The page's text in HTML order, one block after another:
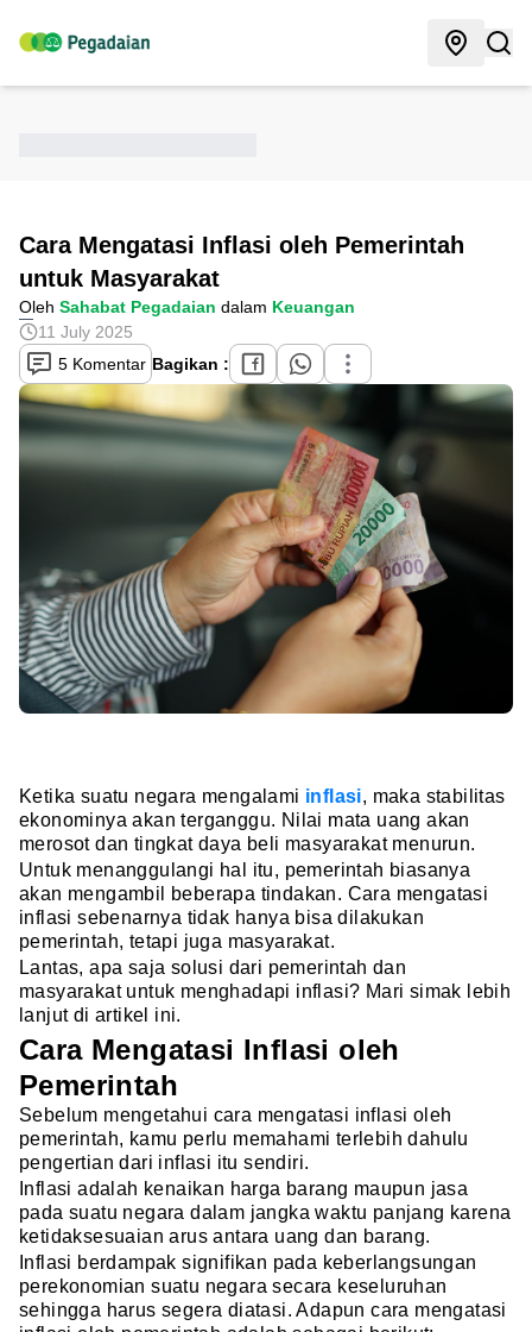
Cara Mengatasi Inflasi oleh Pemerintah
untuk Masyarakat
Oleh Sahabat Pegadaian dalam Keuangan
11 July 2025
5 Komentar Bagikan :
Ketika suatu negara mengalami inflasi, maka stabilitas
ekonominya akan terganggu. Nilai mata uang akan
merosot dan tingkat daya beli masyarakat menurun.
Untuk menanggulangi hal itu, pemerintah biasanya
akan mengambil beberapa tindakan. Cara mengatasi
inflasi sebenarnya tidak hanya bisa dilakukan
pemerintah, tetapi juga masyarakat.
Lantas, apa saja solusi dari pemerintah dan
masyarakat untuk menghadapi inflasi? Mari simak lebih
lanjut di artikel ini.
Cara Mengatasi Inflasi oleh
Pemerintah
Sebelum mengetahui cara mengatasi inflasi oleh
pemerintah, kamu perlu memahami terlebih dahulu
pengertian dari inflasi itu sendiri.
Inflasi adalah kenaikan harga barang maupun jasa
pada suatu negara dalam jangka waktu panjang karena
ketidaksesuaian arus antara uang dan barang.
Inflasi berdampak signifikan pada keberlangsungan
perekonomian suatu negara secara keseluruhan
sehingga harus segera diatasi. Adapun cara mengatasi